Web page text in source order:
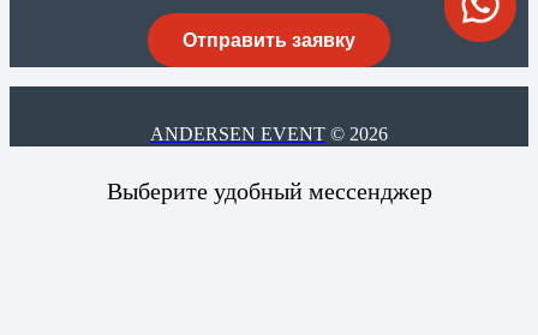
ANDERSEN EVENT © 2026
Выберите удобный мессенджер